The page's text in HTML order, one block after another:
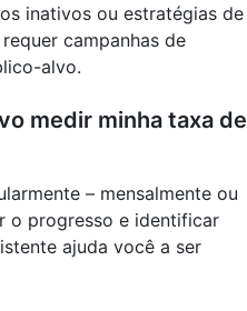
inativos ou estratégias de
campanhas de
alvo.
medir minha taxa de
– mensalmente ou
o progresso e identificar
ajuda você a ser